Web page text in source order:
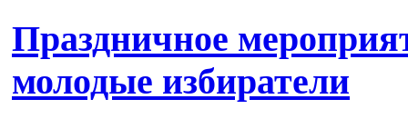
Праздничное
молодые избиратели